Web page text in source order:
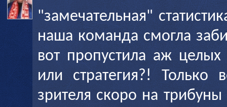
"замечательная"
наша команда смогла
вот пропустила аж
или стратегия?! Только
зрителя скоро на